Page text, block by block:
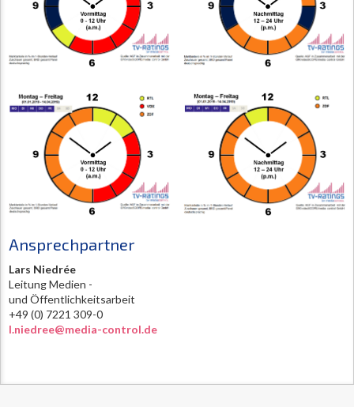
Ansprechpartner
Lars Niedrée
Leitung Medien -
und Öffentlichkeitsarbeit
+49 (0) 7221 309-0
l.niedree@media-control.de